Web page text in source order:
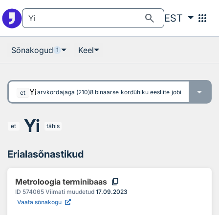
search EST apps
Sõnakogud 1 Keel
et Yiarvkordajaga (210)8 binaarse kordühiku eesliite jobi tähis,
et Yi tähis
Erialasõnastikud
Metroloogia terminibaas content_copy
ID 574065 Viimati muudetud 17.09.2023
Vaata sõnakogu